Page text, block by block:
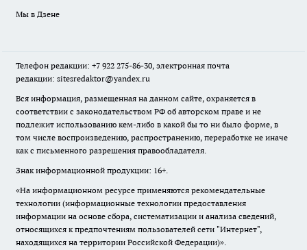
Мы в Дзене
Телефон редакции: +7 922 275-86-30, электронная почта
редакции: sitesredaktor@yandex.ru
Вся информация, размещенная на данном сайте, охраняется в
соответствии с законодательством РФ об авторском праве и не
подлежит использованию кем-либо в какой бы то ни было форме, в
том числе воспроизведению, распространению, переработке не иначе
как с письменного разрешения правообладателя.
Знак информационной продукции: 16+.
«На информационном ресурсе применяются рекомендательные
технологии (информационные технологии предоставления
информации на основе сбора, систематизации и анализа сведений,
относящихся к предпочтениям пользователей сети "Интернет",
находящихся на территории Российской Федерации)».